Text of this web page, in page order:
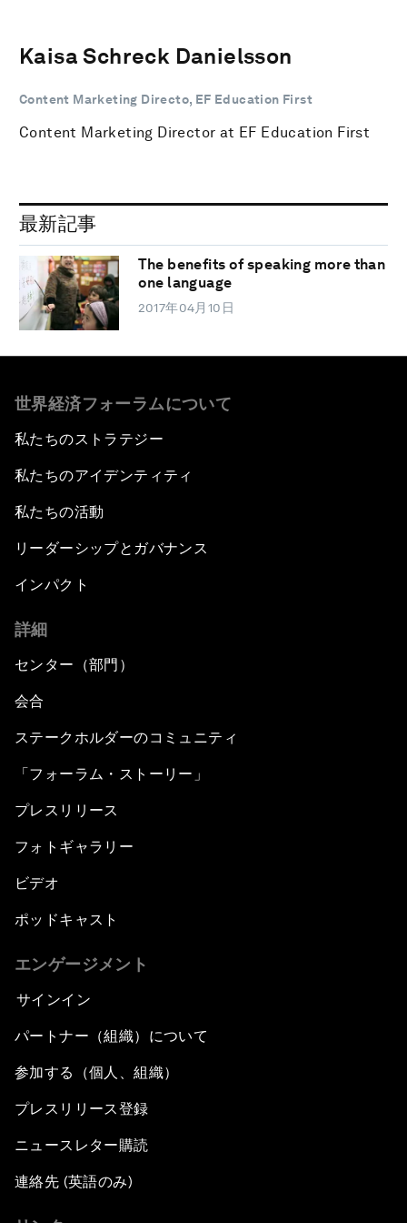
Kaisa Schreck Danielsson
Content Marketing Directo, EF Education First
Content Marketing Director at EF Education First
最新記事
The benefits of speaking more than
one language
2017年04月10日
世界経済フォーラムについて
私たちのストラテジー
私たちのアイデンティティ
私たちの活動
リーダーシップとガバナンス
インパクト
詳細
センター（部門）
会合
ステークホルダーのコミュニティ
「フォーラム・ストーリー」
プレスリリース
フォトギャラリー
ビデオ
ポッドキャスト
エンゲージメント
サインイン
パートナー（組織）について
参加する（個人、組織）
プレスリリース登録
ニュースレター購読
連絡先 (英語のみ)